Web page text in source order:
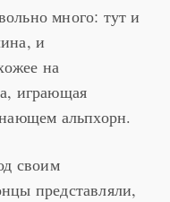
много: тут и
и
на
играющая
альпхорн.
своим
представляли,